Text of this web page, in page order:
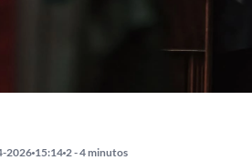
2026 15:14 2 - 4 minutos